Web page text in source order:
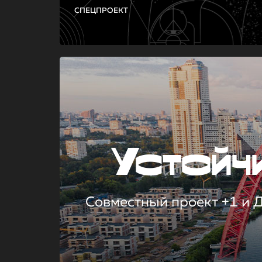
СПЕЦПРОЕКТ
Совместный проект +1 и